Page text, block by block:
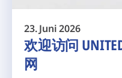
23. Juni 2026
欢迎访问
网